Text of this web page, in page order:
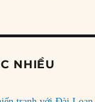
NHIỀU